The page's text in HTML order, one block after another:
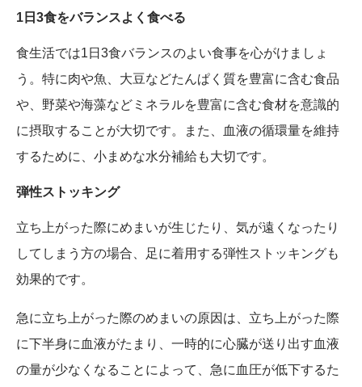
1日3食をバランスよく食べる
食生活では1日3食バランスのよい食事を心がけましょ
う。特に肉や魚、大豆などたんぱく質を豊富に含む食品
や、野菜や海藻などミネラルを豊富に含む食材を意識的
に摂取することが大切です。また、血液の循環量を維持
するために、小まめな水分補給も大切です。
弾性ストッキング
立ち上がった際にめまいが生じたり、気が遠くなったり
してしまう方の場合、足に着用する弾性ストッキングも
効果的です。
急に立ち上がった際のめまいの原因は、立ち上がった際
に下半身に血液がたまり、一時的に心臓が送り出す血液
の量が少なくなることによって、急に血圧が低下するた